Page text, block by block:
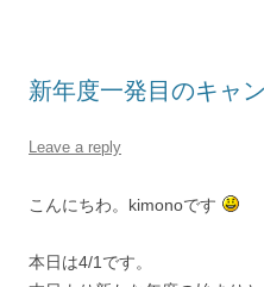
新年度一発目のキャ
Leave a reply
こんにちわ。kimonoです
本日は4/1です。